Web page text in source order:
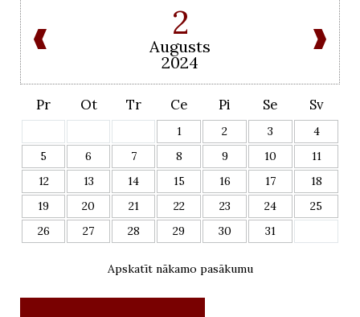
2
Augusts
2024
Pr Ot Tr Ce Pi Se Sv
1 2 3
4
5
6 7 8 9 10
11
12
13 14 15 16 17
18
19
20 21 22 23 24
25
26
27 28 29 30 31
Apskatīt nākamo pasākumu